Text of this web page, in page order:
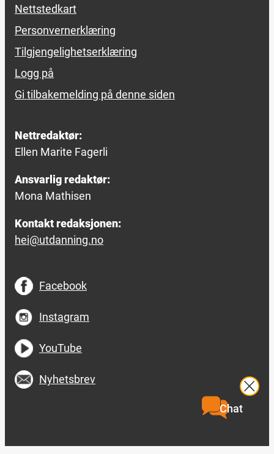
Nettstedkart
Personvernerklæring
Tilgjengelighetserklæring
Logg på
Gi tilbakemelding på denne siden
Nettredaktør:
Ellen Marite Fagerli
Ansvarlig redaktør:
Mona Mathisen
Kontakt redaksjonen:
hei@utdanning.no
Facebook
Instagram
YouTube
Nyhetsbrev
Chat